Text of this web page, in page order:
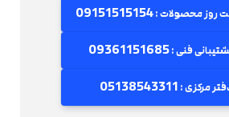
هر سیلندر
از موتور و قطعات
روز محصولات :09151515154
فنی :09361151685
مرکزی : 05138543311